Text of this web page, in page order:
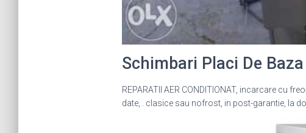
Schimbari Placi De
REPARATII AER CONDITIONAT, incarcare cu
date, . clasice sau nofrost, in post-garantie, la